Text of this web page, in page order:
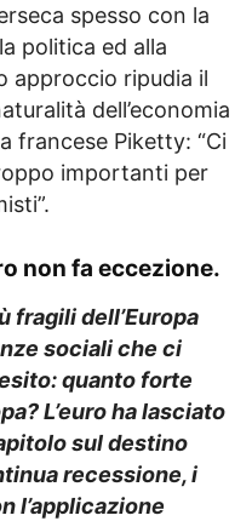
spesso con la
politica ed alla
approccio ripudia il
dell’economia
francese Piketty: “Ci
importanti per
non fa eccezione.
fragili dell’Europa
sociali che ci
quanto forte
L’euro ha lasciato
sul destino
recessione, i
l’applicazione